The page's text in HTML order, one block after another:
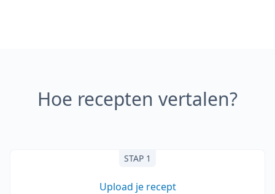
Hoe recepten vertalen?
STAP 1
Upload je recept